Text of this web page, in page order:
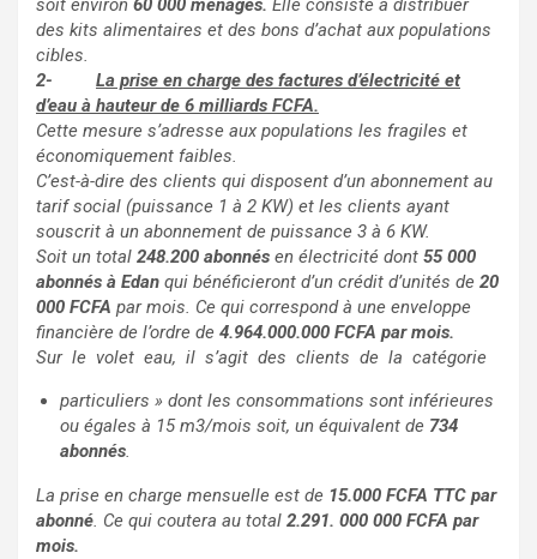
soit environ 60 000 ménages. Elle consiste à distribuer
des kits alimentaires et des bons d’achat aux populations
cibles.
2-
La prise en charge des factures d’électricité et
d’eau à hauteur de 6 milliards FCFA.
Cette mesure s’adresse aux populations les fragiles et
économiquement faibles.
C’est-à-dire des clients qui disposent d’un abonnement au
tarif social (puissance 1 à 2 KW) et les clients ayant
souscrit à un abonnement de puissance 3 à 6 KW.
Soit un total 248.200 abonnés en électricité dont 55 000
abonnés à Edan qui bénéficieront d’un crédit d’unités de 20
000 FCFA par mois. Ce qui correspond à une enveloppe
financière de l’ordre de 4.964.000.000 FCFA par mois.
Sur le volet eau, il s’agit des clients de la catégorie
particuliers » dont les consommations sont inférieures
ou égales à 15 m3/mois soit, un équivalent de 734
abonnés.
La prise en charge mensuelle est de 15.000 FCFA TTC par
abonné. Ce qui coutera au total 2.291. 000 000 FCFA par
mois.